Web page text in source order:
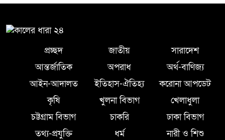
প্রচ্ছদ জাতীয়
সারাদেশ
আন্তর্জাতিক
অপরাধ
অর্থ-বাণিজ্য
আইন-আদালত
ইতিহাস-ঐতিহ্য
করোনা আপডেট
কৃষি
খুলনা বিভাগ
খেলাধুলা
চট্টগ্রাম বিভাগ
চাকরি
ঢাকা বিভাগ
তথ্য-প্রযুক্তি
ধর্ম
নারী ও শিশু